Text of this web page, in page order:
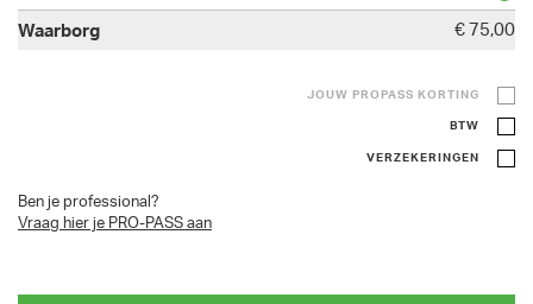
€ 75,00
JOUW PROPASS KORTING
BTW
VERZEKERINGEN
Ben je professional?
Vraag hier je PRO-PASS aan